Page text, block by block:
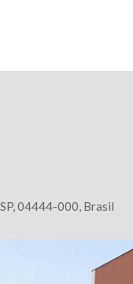
04444-000, Brasil